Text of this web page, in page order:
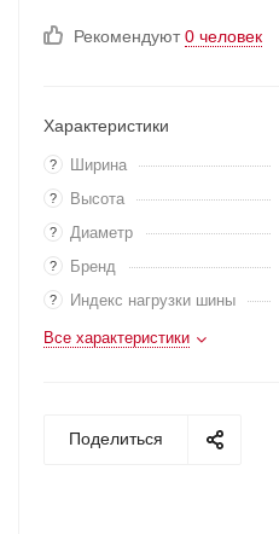
Рекомендуют0 человек
Характеристики
? Ширина
? Высота
? Диаметр
? Бренд
? Индекс нагрузки шины
Все характеристики
Поделиться